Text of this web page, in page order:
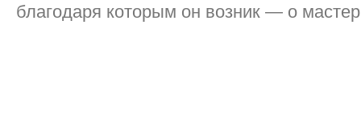
благодаря которым он возник — о